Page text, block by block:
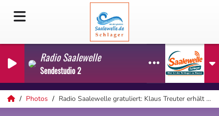
Radio Saalewelle
Sendestudio 2
Photos Radio Saalewelle gratuliert: Klaus Treuter erhält Bürgermedaille der Stadt Merseburg